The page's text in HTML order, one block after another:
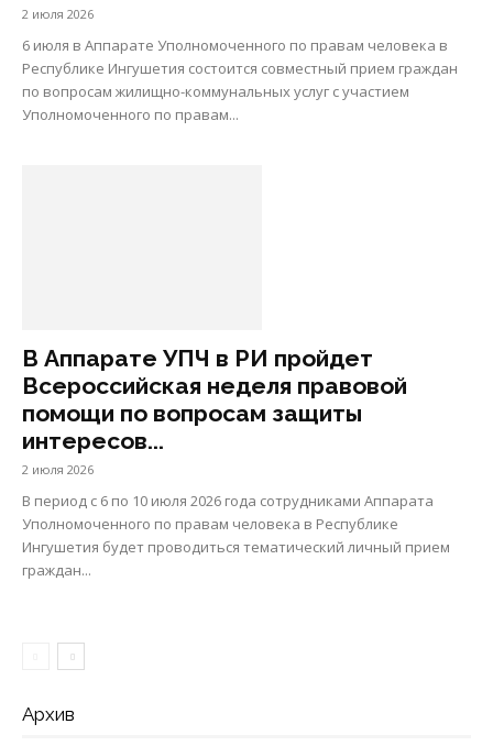
2 июля 2026
6 июля в Аппарате Уполномоченного по правам человека в
Республике Ингушетия состоится совместный прием граждан
по вопросам жилищно-коммунальных услуг с участием
Уполномоченного по правам...
В Аппарате УПЧ в РИ пройдет
Всероссийская неделя правовой
помощи по вопросам защиты
интересов...
2 июля 2026
В период с 6 по 10 июля 2026 года сотрудниками Аппарата
Уполномоченного по правам человека в Республике
Ингушетия будет проводиться тематический личный прием
граждан...
Архив